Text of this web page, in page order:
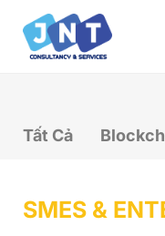
Tất Cả
SMES &